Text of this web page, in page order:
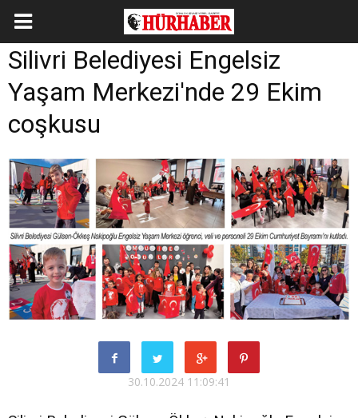
Silivri Belediyesi Engelsiz
Yaşam Merkezi'nde 29 Ekim
coşkusu
30.10.2024 11:09:41